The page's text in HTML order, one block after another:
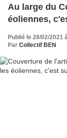
Au large du
éoliennes,
Publié le 28/02/2021
Par Collectif BEN